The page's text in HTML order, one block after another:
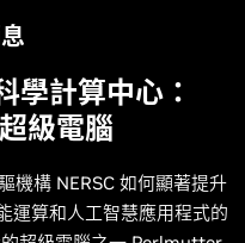
學計算中心：
級電腦
機構 NERSC 如何顯著提升
運算和人工智慧應用程式的